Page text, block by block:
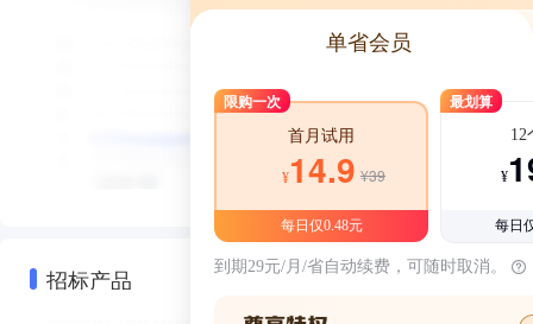
招标产品
单省会员
限购一次
首月试用
¥14.9 ¥39
每日仅0.48元
最划算
12
¥
每日
到期29元/月/省自动续费，可随时取消。